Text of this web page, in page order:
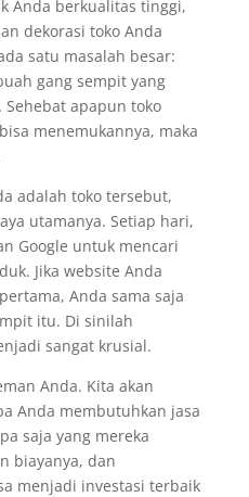
Anda berkualitas tinggi,
dekorasi toko Anda
satu masalah besar:
gang sempit yang
apapun toko
menemukannya, maka
adalah toko tersebut,
utamanya. Setiap hari,
Google untuk mencari
Jika website Anda
Anda sama saja
itu. Di sinilah
sangat krusial.
Anda. Kita akan
Anda membutuhkan jasa
saja yang mereka
biayanya, dan
menjadi investasi terbaik